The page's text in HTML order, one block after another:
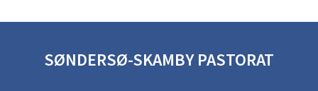
SØNDERSØ-SKAMBY PASTORAT